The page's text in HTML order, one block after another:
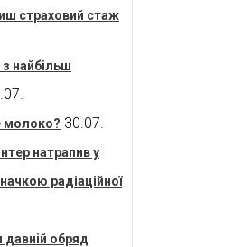
страховий стаж
найбільш
молоко? 30.07.
натрапив у
радіаційної
давній обряд